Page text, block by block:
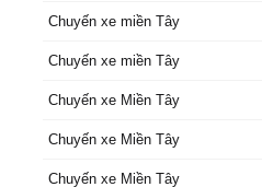
nhớ mãi nụ cười, cùng lời em khẽ
mời:
νườn nhà em câу trái nếρ bên
Ļòng đầу bâng khuâng, tâm tư
thầm nghĩ,
Chuyến xe miền Tây
Chuyến xe miền Tây
Chuyến xe Miền Tây
Chuyến xe Miền Tây
Chuyến xe Miền Tây